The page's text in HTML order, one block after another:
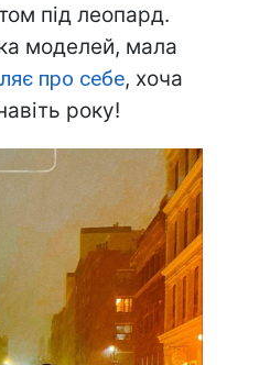
під леопард.
моделей, мала
про себе, хоча
року!